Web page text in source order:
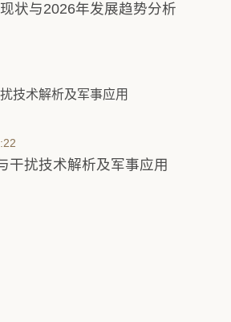
状与2026年发展趋势分析
干扰技术解析及军事应用